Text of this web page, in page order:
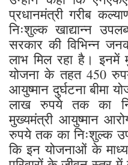
प्रधानमंत्री गरीब
निःशुल्क खाद्यान्न
सरकार की विभिन्न
लाभ मिल रहा है। इनमें
योजना के तहत 450
आयुष्मान दुर्घटना बीमा
लाख रुपये तक का
मुख्यमंत्री आयुष्मान
रुपये तक का निःशुल्क
कि इन योजनाओं के